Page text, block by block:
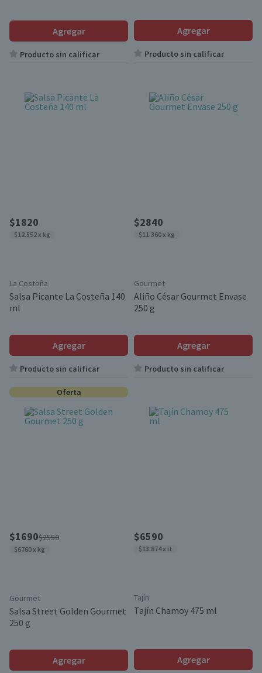
Agregar
Producto sin calificar
Agregar
Producto sin calificar
$1820
$12.552 x kg
La Costeña
Salsa Picante La Costeña 140
ml
Agregar
Producto sin calificar
$2840
$11.360 x kg
Gourmet
Aliño César Gourmet Envase
250 g
Agregar
Producto sin calificar
Oferta
$1690$2550
$6760 x kg
Gourmet
Salsa Street Golden Gourmet
250 g
Agregar
$6590
$13.874 x lt
Tajín
Tajín Chamoy 475 ml
Agregar